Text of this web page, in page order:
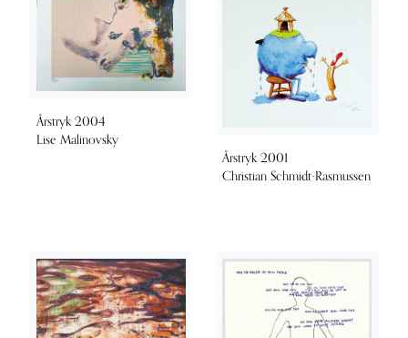
Årstryk 2004
Lise Malinovsky
Årstryk 2001
Christian Schmidt-Rasmussen